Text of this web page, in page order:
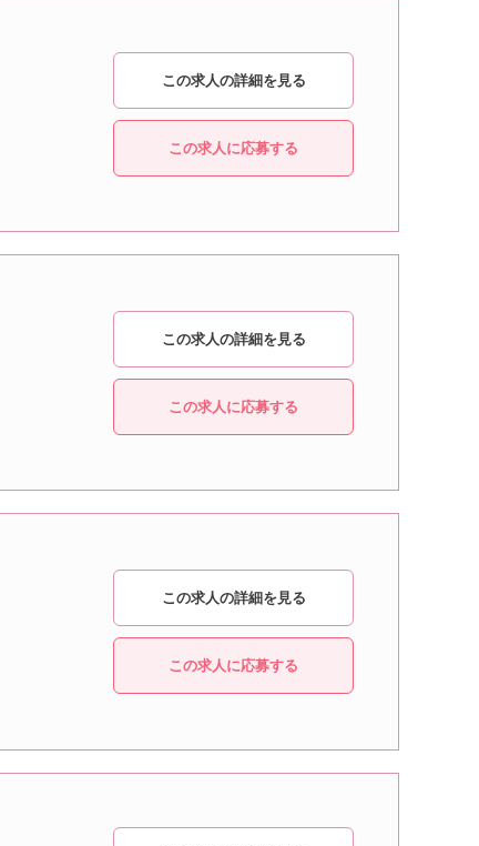
この求人の詳細を見る
この求人に応募する
この求人の詳細を見る
この求人に応募する
この求人の詳細を見る
この求人に応募する